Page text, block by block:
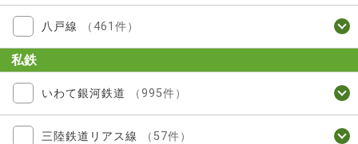
八戸線 （461件）
私鉄
いわて銀河鉄道 （995件）
三陸鉄道リアス線 （57件）